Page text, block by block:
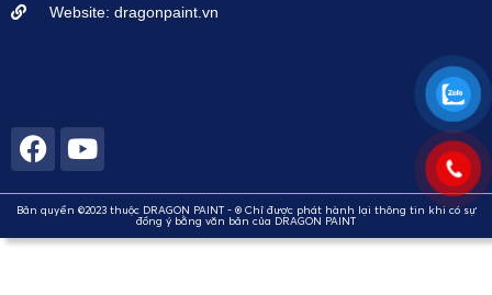
Website: dragonpaint.vn
Bản quyền ©2023 thuộc DRAGON PAINT - ® Chỉ được phát hành lại thông tin khi có sự
đồng ý bằng văn bản của DRAGON PAINT